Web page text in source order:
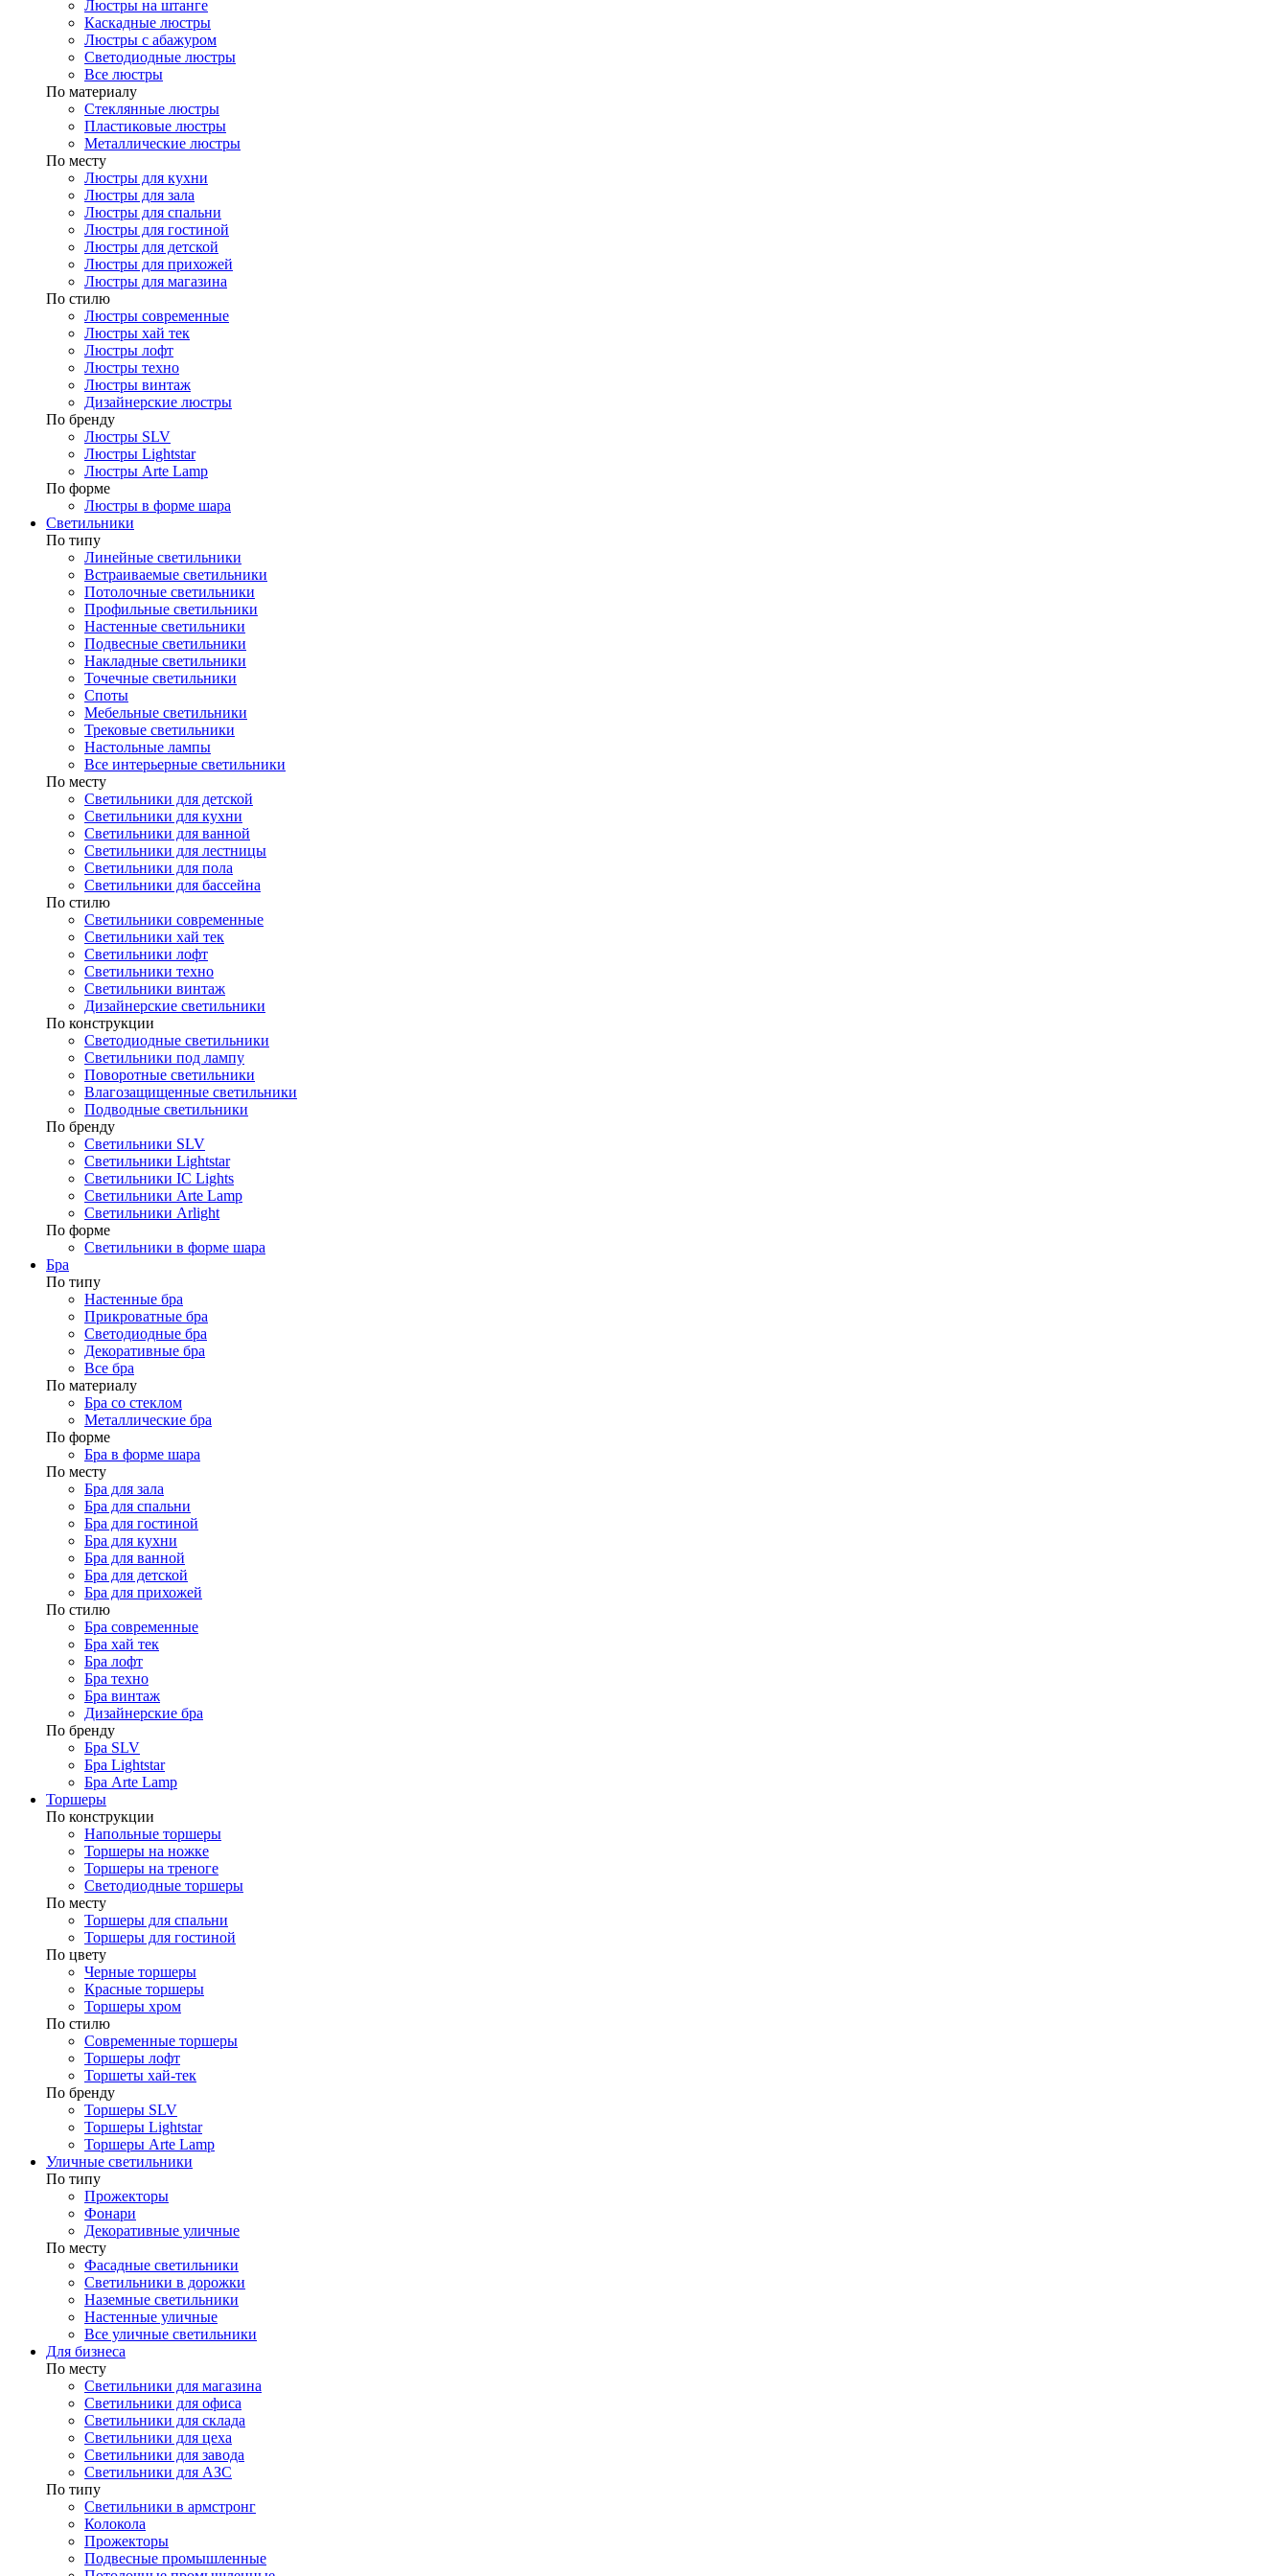
Люстры на штанге
Каскадные люстры
Люстры с абажуром
Светодиодные люстры
Все люстры
По материалу
Стеклянные люстры
Пластиковые люстры
Металлические люстры
По месту
Люстры для кухни
Люстры для зала
Люстры для спальни
Люстры для гостиной
Люстры для детской
Люстры для прихожей
Люстры для магазина
По стилю
Люстры современные
Люстры хай тек
Люстры лофт
Люстры техно
Люстры винтаж
Дизайнерские люстры
По бренду
Люстры SLV
Люстры Lightstar
Люстры Arte Lamp
По форме
Люстры в форме шара
Светильники
По типу
Линейные светильники
Встраиваемые светильники
Потолочные светильники
Профильные светильники
Настенные светильники
Подвесные светильники
Накладные светильники
Точечные светильники
Споты
Мебельные светильники
Трековые светильники
Настольные лампы
Все интерьерные светильники
По месту
Светильники для детской
Светильники для кухни
Светильники для ванной
Светильники для лестницы
Светильники для пола
Светильники для бассейна
По стилю
Светильники современные
Светильники хай тек
Светильники лофт
Светильники техно
Светильники винтаж
Дизайнерские светильники
По конструкции
Светодиодные светильники
Светильники под лампу
Поворотные светильники
Влагозащищенные светильники
Подводные светильники
По бренду
Светильники SLV
Светильники Lightstar
Светильники IC Lights
Светильники Arte Lamp
Светильники Arlight
По форме
Светильники в форме шара
Бра
По типу
Настенные бра
Прикроватные бра
Светодиодные бра
Декоративные бра
Все бра
По материалу
Бра со стеклом
Металлические бра
По форме
Бра в форме шара
По месту
Бра для зала
Бра для спальни
Бра для гостиной
Бра для кухни
Бра для ванной
Бра для детской
Бра для прихожей
По стилю
Бра современные
Бра хай тек
Бра лофт
Бра техно
Бра винтаж
Дизайнерские бра
По бренду
Бра SLV
Бра Lightstar
Бра Arte Lamp
Торшеры
По конструкции
Напольные торшеры
Торшеры на ножке
Торшеры на треноге
Светодиодные торшеры
По месту
Торшеры для спальни
Торшеры для гостиной
По цвету
Черные торшеры
Красные торшеры
Торшеры хром
По стилю
Современные торшеры
Торшеры лофт
Торшеты хай-тек
По бренду
Торшеры SLV
Торшеры Lightstar
Торшеры Arte Lamp
Уличные светильники
По типу
Прожекторы
Фонари
Декоративные уличные
По месту
Фасадные светильники
Светильники в дорожки
Наземные светильники
Настенные уличные
Все уличные светильники
Для бизнеса
По месту
Светильники для магазина
Светильники для офиса
Светильники для склада
Светильники для цеха
Светильники для завода
Светильники для АЗС
По типу
Светильники в армстронг
Колокола
Прожекторы
Подвесные промышленные